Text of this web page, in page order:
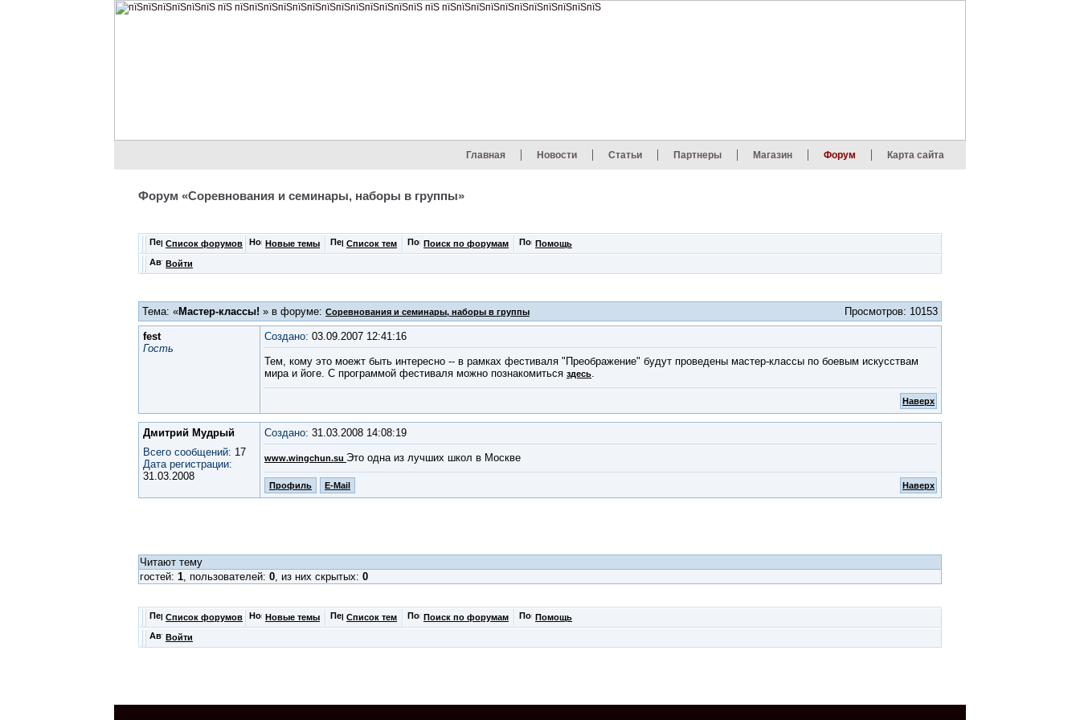
Главная Новости Статьи Партнеры Магазин Форум Карта сайта
Форум «Соревнования и семинары, наборы в группы»
Список форумов Новые темы Список тем Поиск по форумам Помощь
Войти
Тема: «Мастер-классы! » в форуме: Соревнования и семинары, наборы в группы Просмотров: 10153
fest
Гость
Создано: 03.09.2007 12:41:16
Тем, кому это моежт быть интересно -- в рамках фестиваля "Преображение" будут проведены мастер-классы по боевым искусствам
мира и йоге. С программой фестиваля можно познакомиться здесь.
Наверх
Дмитрий Мудрый
Всего сообщений: 17
Дата регистрации:
31.03.2008
Создано: 31.03.2008 14:08:19
www.wingchun.su Это одна из лучших школ в Москве
Профиль E-Mail Наверх
Читают тему
гостей: 1, пользователей: 0, из них скрытых: 0
Список форумов Новые темы Список тем Поиск по форумам Помощь
Войти